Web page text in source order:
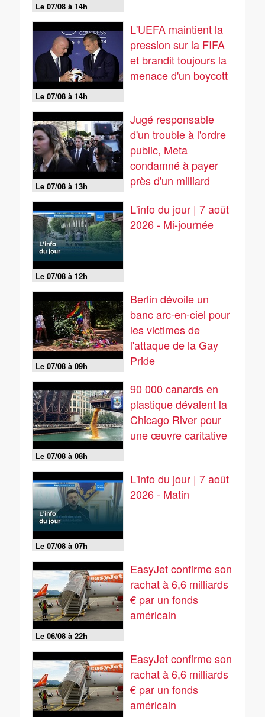
Le 07/08 à 14h
Le 07/08 à 14h
L'UEFA maintient la
pression sur la FIFA
et brandit toujours la
menace d'un boycott
Le 07/08 à 13h
Jugé responsable
d'un trouble à l'ordre
public, Meta
condamné à payer
près d'un milliard
Le 07/08 à 12h
L'info du jour | 7 août
2026 - Mi-journée
Le 07/08 à 09h
Berlin dévoile un
banc arc-en-ciel pour
les victimes de
l'attaque de la Gay
Pride
Le 07/08 à 08h
90 000 canards en
plastique dévalent la
Chicago River pour
une œuvre caritative
Le 07/08 à 07h
L'info du jour | 7 août
2026 - Matin
Le 06/08 à 22h
EasyJet confirme son
rachat à 6,6 milliards
€ par un fonds
américain
EasyJet confirme son
rachat à 6,6 milliards
€ par un fonds
américain